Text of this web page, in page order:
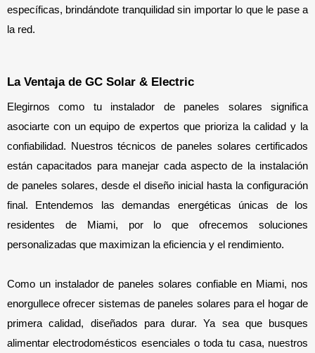
específicas, brindándote tranquilidad sin importar lo que le pase a
la red.
La Ventaja de GC Solar & Electric
Elegirnos como tu instalador de paneles solares significa
asociarte con un equipo de expertos que prioriza la calidad y la
confiabilidad. Nuestros técnicos de paneles solares certificados
están capacitados para manejar cada aspecto de la instalación
de paneles solares, desde el diseño inicial hasta la configuración
final. Entendemos las demandas energéticas únicas de los
residentes de Miami, por lo que ofrecemos soluciones
personalizadas que maximizan la eficiencia y el rendimiento.
Como un instalador de paneles solares confiable en Miami, nos
enorgullece ofrecer sistemas de paneles solares para el hogar de
primera calidad, diseñados para durar. Ya sea que busques
alimentar electrodomésticos esenciales o toda tu casa, nuestros